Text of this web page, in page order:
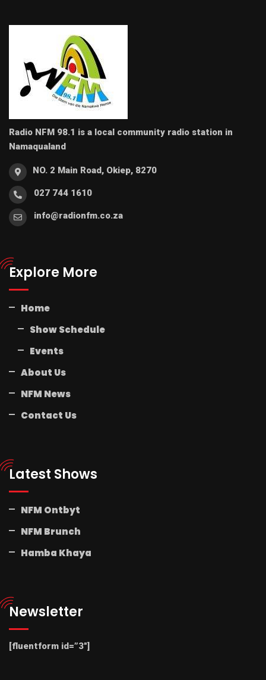
Radio NFM 98.1 is a local community radio station in
Namaqualand
NO. 2 Main Road, Okiep, 8270
027 744 1610
info@radionfm.co.za
Explore More
Home
Show Schedule
Events
About Us
NFM News
Contact Us
Latest Shows
NFM Ontbyt
NFM Brunch
Hamba Khaya
Newsletter
[fluentform id=”3″]